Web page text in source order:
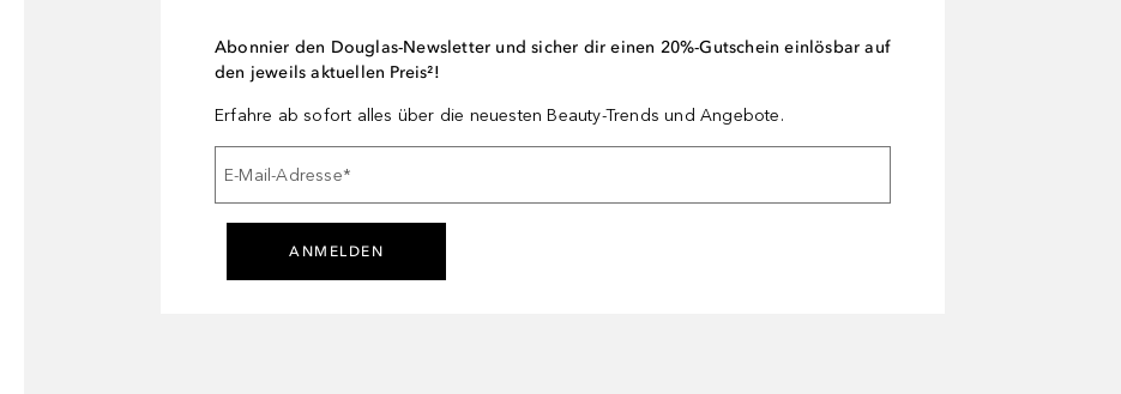
Abonnier den Douglas-Newsletter und sicher dir einen 20%-Gutschein einlösbar auf
den jeweils aktuellen Preis²!
Erfahre ab sofort alles über die neuesten Beauty-Trends und Angebote.
E-Mail-Adresse*
ANMELDEN